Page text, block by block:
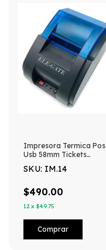
Impresora Termica Pos
Usb 58mm Tickets
SKU: IM.14
$490.00
12 x $49.75
Comprar